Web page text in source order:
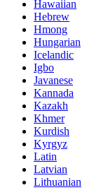
Hawaiian
Hebrew
Hmong
Hungarian
Icelandic
Igbo
Javanese
Kannada
Kazakh
Khmer
Kurdish
Kyrgyz
Latin
Latvian
Lithuanian